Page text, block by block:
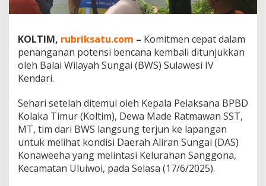
u
n
D
A
S
g
g
o
n
a
K
o
KOLTIM, rubriksatu.com – Komitmen cepat dalam
penanganan potensi bencana kembali ditunjukkan
oleh Balai Wilayah Sungai (BWS) Sulawesi IV
Kendari.
Sehari setelah ditemui oleh Kepala Pelaksana BPBD
Kolaka Timur (Koltim), Dewa Made Ratmawan SST,
MT, tim dari BWS langsung terjun ke lapangan
untuk melihat kondisi Daerah Aliran Sungai (DAS)
Konaweeha yang melintasi Kelurahan Sanggona,
Kecamatan Uluiwoi, pada Selasa (17/6/2025).